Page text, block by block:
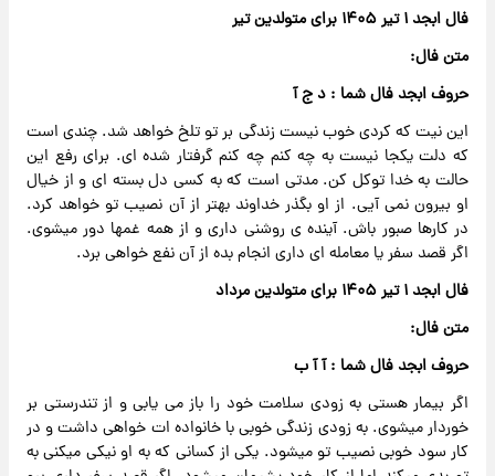
فال ابجد ۱ تیر ۱۴۰۵ برای متولدین تیر
متن فال:
حروف ابجد فال شما : د ج آ
این نیت که کردی خوب نیست زندگی بر تو تلخ خواهد شد. چندی است
که دلت یکجا نیست به چه کنم چه کنم گرفتار شده ای. برای رفع این
حالت به خدا توکل کن. مدتی است که به کسی دل بسته ای و از خیال
او بیرون نمی آیی. از او بگذر خداوند بهتر از آن نصیب تو خواهد کرد.
در کارها صبور باش. آینده ی روشنی داری و از همه غمها دور میشوی.
اگر قصد سفر یا معامله ای داری انجام بده از آن نفع خواهی برد.
فال ابجد ۱ تیر ۱۴۰۵ برای متولدین مرداد
متن فال:
حروف ابجد فال شما : آ آ ب
اگر بیمار هستی به زودی سلامت خود را باز می یابی و از تندرستی بر
خوردار میشوی. به زودی زندگی خوبی با خانواده ات خواهی داشت و در
کار سود خوبی نصیب تو میشود. یکی از کسانی که به او نیکی میکنی به